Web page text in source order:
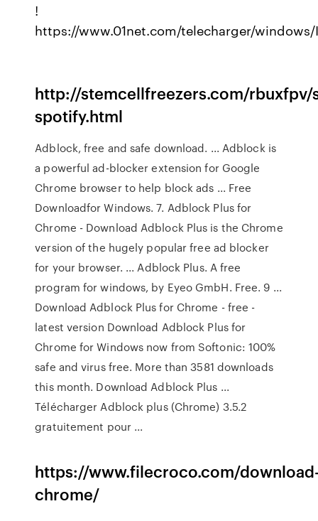
!
https://www.01net.com/telecharger/
http://stemcellfreezers.com/rbuxfpv/
spotify.html
Adblock, free and safe download. ... Adblock is
a powerful ad-blocker extension for Google
Chrome browser to help block ads ... Free
Downloadfor Windows. 7. Adblock Plus for
Chrome - Download Adblock Plus is the Chrome
version of the hugely popular free ad blocker
for your browser. ... Adblock Plus. A free
program for windows, by Eyeo GmbH. Free. 9 ...
Download Adblock Plus for Chrome - free -
latest version Download Adblock Plus for
Chrome for Windows now from Softonic: 100%
safe and virus free. More than 3581 downloads
this month. Download Adblock Plus ...
Télécharger Adblock plus (Chrome) 3.5.2
gratuitement pour ...
https://www.filecroco.com/
chrome/